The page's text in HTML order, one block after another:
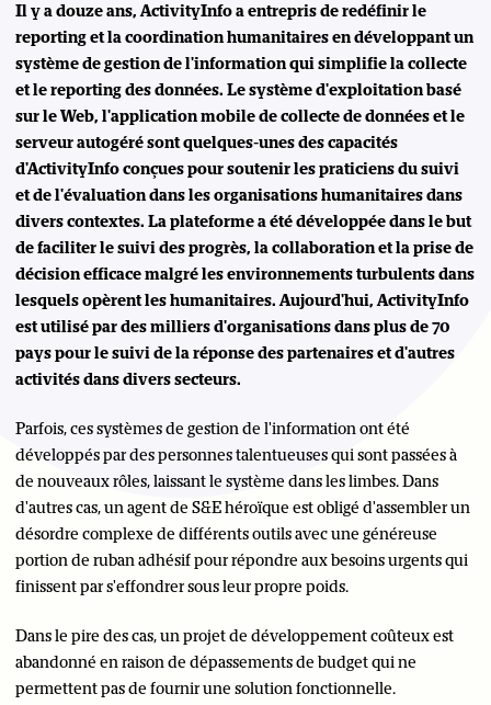
Il y a douze ans, ActivityInfo a entrepris de redéfinir le
reporting et la coordination humanitaires en développant un
système de gestion de l'information qui simplifie la collecte
et le reporting des données. Le système d'exploitation basé
sur le Web, l'application mobile de collecte de données et le
serveur autogéré sont quelques-unes des capacités
d'ActivityInfo conçues pour soutenir les praticiens du suivi
et de l'évaluation dans les organisations humanitaires dans
divers contextes. La plateforme a été développée dans le but
de faciliter le suivi des progrès, la collaboration et la prise de
décision efficace malgré les environnements turbulents dans
lesquels opèrent les humanitaires. Aujourd'hui, ActivityInfo
est utilisé par des milliers d'organisations dans plus de 70
pays pour le suivi de la réponse des partenaires et d'autres
activités dans divers secteurs.
Parfois, ces systèmes de gestion de l'information ont été
développés par des personnes talentueuses qui sont passées à
de nouveaux rôles, laissant le système dans les limbes. Dans
d'autres cas, un agent de S&E héroïque est obligé d'assembler un
désordre complexe de différents outils avec une généreuse
portion de ruban adhésif pour répondre aux besoins urgents qui
finissent par s'effondrer sous leur propre poids.
Dans le pire des cas, un projet de développement coûteux est
abandonné en raison de dépassements de budget qui ne
permettent pas de fournir une solution fonctionnelle.